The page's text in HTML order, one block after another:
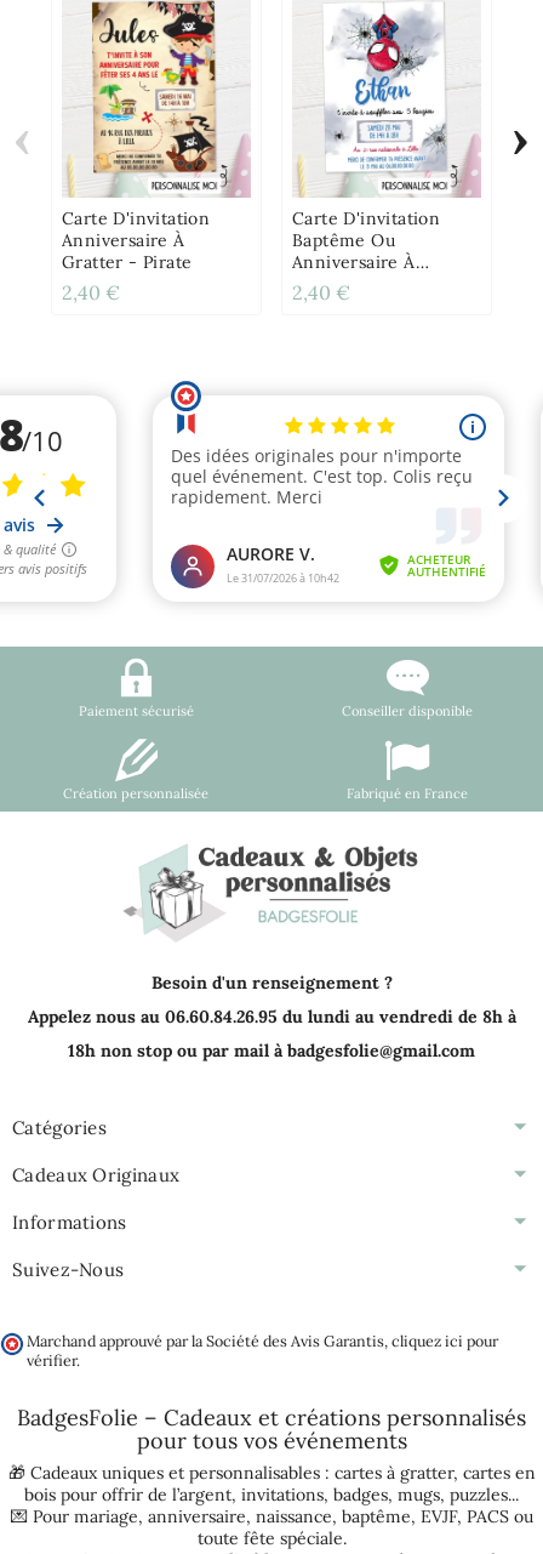
Carte D'invitation
Anniversaire À
Gratter - Pirate
2,40 €
Carte D'invitation
Baptême Ou
Anniversaire À
Gratter - Spiderman
2,40 €
‹ ›
Paiement sécurisé Conseiller disponible
Création personnalisée Fabriqué en France
Besoin d'un renseignement ?
Appelez nous au 06.60.84.26.95 du lundi au vendredi de 8h à
18h non stop ou par mail à badgesfolie@gmail.com
Catégories
Cadeaux Originaux
Informations
Suivez-Nous
Marchand approuvé par la Société des Avis Garantis,cliquez ici pour
vérifier.
BadgesFolie – Cadeaux et créations personnalisés
pour tous vos événements
🎁 Cadeaux uniques et personnalisables : cartes à gratter, cartes en
bois pour offrir de l’argent, invitations, badges, mugs, puzzles...
💌 Pour mariage, anniversaire, naissance, baptême, EVJF, PACSou
toute fête spéciale.